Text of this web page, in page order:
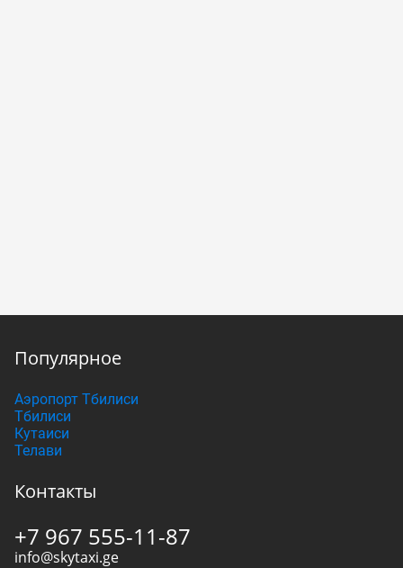
Популярное
Аэропорт Тбилиси
Тбилиси
Кутаиси
Телави
Контакты
+7 967 555-11-87
info@skytaxi.ge